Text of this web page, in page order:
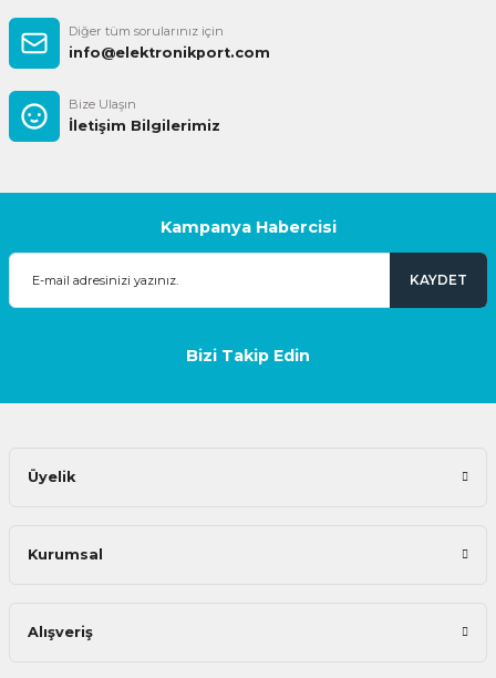
Diğer tüm sorularınız için
info@elektronikport.com
Bize Ulaşın
İletişim Bilgilerimiz
Kampanya Habercisi
KAYDET
Bizi Takip Edin
Üyelik
Kurumsal
Alışveriş